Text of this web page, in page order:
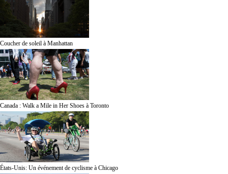
Coucher de soleil à Manhattan
Canada : Walk a Mile in Her Shoes à Toronto
États-Unis: Un événement de cyclisme à Chicago